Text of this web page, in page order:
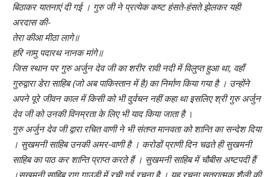
बिठाकर यातनाएं दी गई । गुरु जी ने प्रत्येक कष्ट हंसते-हंसते झेलकर यही
अरदास की-
तेरा कीआ मीठा लागे॥
हरि नामु पदारथ नानक मांगे॥
जिस स्थान पर गुरु अर्जुन देव जी का शरीर रावी नदी में विलुप्त हुआ था, वहाँ
गुरुद्वारा डेरा साहिब (जो अब पाकिस्तान में है) का निर्माण किया गया है । उन्होंने
अपने पूरे जीवन काल में किसी को भी दुर्वचन नहीं कहा था इसलिए श्री गुरु अर्जुन
देव जी को उनकी विनम्रता के लिए भी याद किया जाता है।
गुरु अर्जुन देव जी द्वारा रचित वाणी ने भी संतप्त मानवता को शान्ति का सन्देश दिया
। सुखमनी साहिब उनकी अमर-वाणी है । करोडों प्राणी दिन चढते ही सुखमनी
साहिब का पाठ कर शान्ति प्राप्त करते हैं । सुखमनी साहिब में चौबीस अष्टपदी हैं